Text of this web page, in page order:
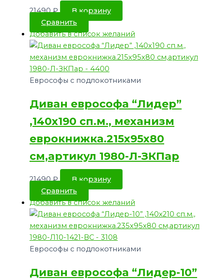
21490₽
В корзину
Сравнить
Добавить в список желаний
Еврософы с подлокотниками
Диван еврософа “Лидер”
,140х190 сп.м., механизм
еврокнижка.215х95х80
см,артикул 1980-Л-ЗКПар
21490₽
В корзину
Сравнить
Добавить в список желаний
Еврософы с подлокотниками
Диван еврософа “Лидер-10”